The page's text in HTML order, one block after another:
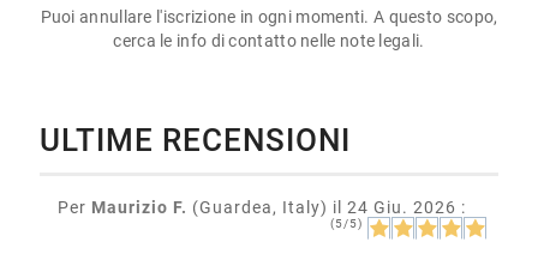
Puoi annullare l'iscrizione in ogni momenti. A questo scopo,
cerca le info di contatto nelle note legali.
ULTIME RECENSIONI
Per Maurizio F. (Guardea, Italy) il 24 Giu. 2026 :
(5/5)